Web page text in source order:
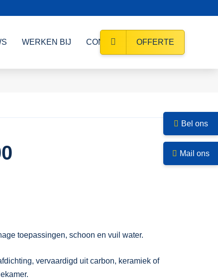
WERKEN BIJ CONTACT OFFERTE
toepassingen, schoon en vuil water.
vervaardigd uit carbon, keramiek of
Bel ons
Mail ons